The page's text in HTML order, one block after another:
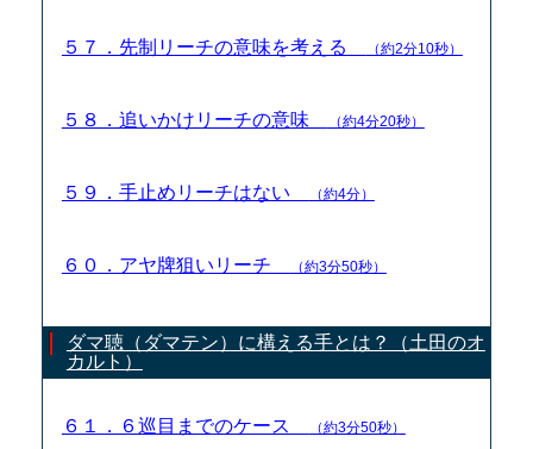
５７．先制リーチの意味を考える （約2分10秒）
５８．追いかけリーチの意味 （約4分20秒）
５９．手止めリーチはない （約4分）
６０．アヤ牌狙いリーチ （約3分50秒）
ダマ聴（ダマテン）に構える手とは？（土田のオ
カルト）
６１．６巡目までのケース （約3分50秒）